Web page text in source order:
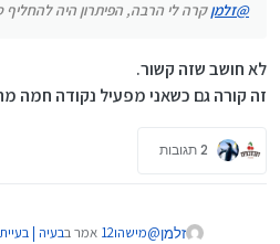
@זלמןקרה לי הרבה, הפיתרון היה להחליף
לא חושב שזה קשור.
זה קורה גם כשאני מפעיל נקודה חמה
2 תגובות
זלמן@מישהו12 אמר בבעיה |